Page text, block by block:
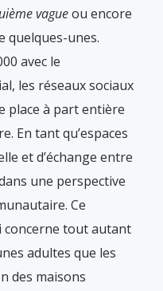
vagueou encore
quelques-unes.
avec le
les réseaux sociaux
place à part entière
En tant qu’espaces
et d’échange entre
une perspective
Ce
concerne tout autant
adultes que les
des maisons